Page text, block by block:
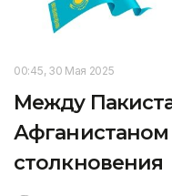
00:45, 30 Мая 2025
Между
Афганистаном
столкновения